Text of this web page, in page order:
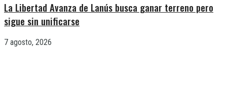
La Libertad Avanza de Lanús busca ganar terreno pero
sigue sin unificarse
7 agosto, 2026